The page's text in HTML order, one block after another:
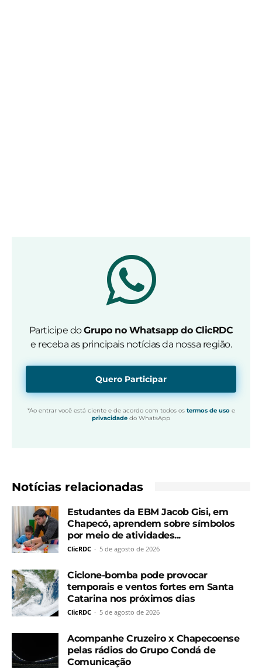
Participe doGrupo no Whatsapp do ClicRDC
e receba as principais notícias da nossa região.
Quero Participar
*Ao entrar você está ciente e de acordo com todos os termos de usoe
privacidade do WhatsApp
Notícias relacionadas
Estudantes da EBM Jacob Gisi, em
Chapecó, aprendem sobre símbolos
por meio de atividades...
ClicRDC - 5 de agosto de 2026
Ciclone-bomba pode provocar
temporais e ventos fortes em Santa
Catarina nos próximos dias
ClicRDC - 5 de agosto de 2026
Acompanhe Cruzeiro x Chapecoense
pelas rádios do Grupo Condá de
Comunicação